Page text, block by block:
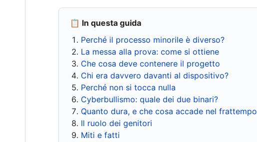
📋 In questa guida
Perché il processo minorile è diverso?
La messa alla prova: come si ottiene
Che cosa deve contenere il progetto
Chi era davvero davanti al dispositivo?
Perché non si tocca nulla
Cyberbullismo: quale dei due binari?
Quanto dura, e che cosa accade nel frattempo
Il ruolo dei genitori
Miti e fatti